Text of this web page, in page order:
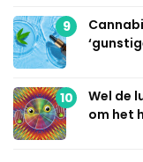
9
10
Wel de
om het